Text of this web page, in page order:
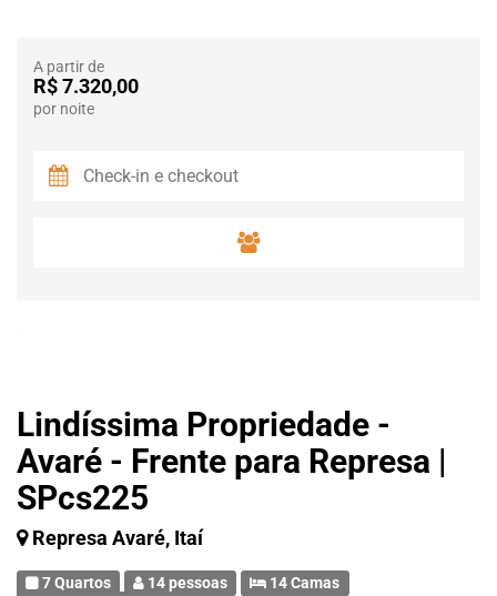
Lindíssima Propriedade -
Avaré - Frente para Represa |
SPcs225
Represa Avaré, Itaí
7 Quartos 14 pessoas
14 Camas
A partir de
R$ 7.320,00
por noite